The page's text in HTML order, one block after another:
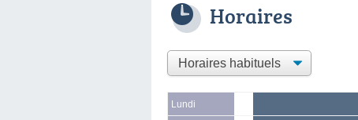
Horaires
Lundi